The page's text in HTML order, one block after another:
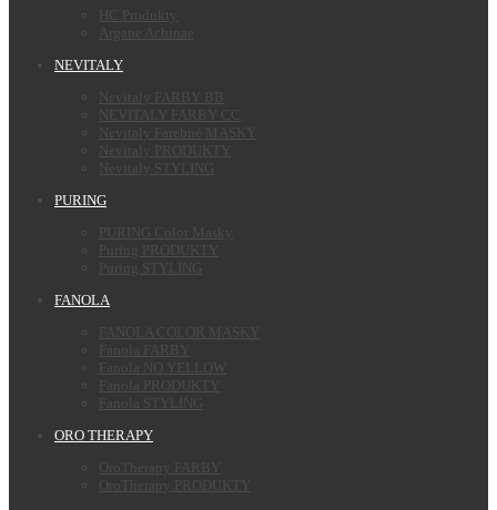
HC Produkty
Argane Achinae
NEVITALY
Nevitaly FARBY BB
NEVITALY FARBY CC
Nevitaly Farebné MASKY
Nevitaly PRODUKTY
Nevitaly STYLING
PURING
PURING Color Masky
Puring PRODUKTY
Puring STYLING
FANOLA
FANOLA COLOR MASKY
Fanola FARBY
Fanola NO YELLOW
Fanola PRODUKTY
Fanola STYLING
ORO THERAPY
OroTherapy FARBY
OroTherapy PRODUKTY